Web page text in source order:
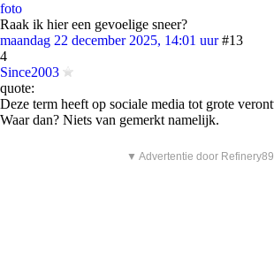
foto
Raak ik hier een gevoelige sneer?
maandag 22 december 2025, 14:01 uur #13
4
Since2003
quote:
Deze term heeft op sociale media tot grote
Waar dan? Niets van gemerkt namelijk.
▼ Advertentie door Refinery89